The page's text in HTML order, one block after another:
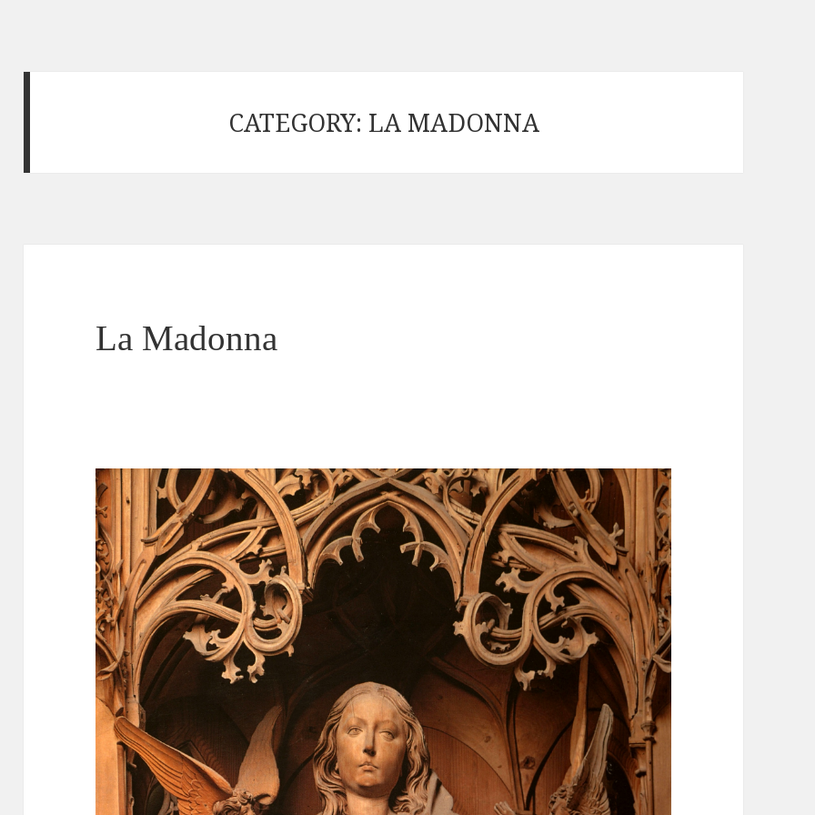
CATEGORY: LA MADONNA
La Madonna